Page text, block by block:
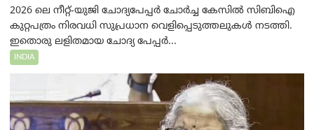
2026 ലെ നീറ്റ്-യുജി ചോദ്യപേപ്പർ ചോർച്ച കേസിൽ സിബിഐ
കുറ്റപത്രം നിരവധി സുപ്രധാന വെളിപ്പെടുത്തലുകൾ നടത്തി.
ഇതൊരു ലളിതമായ ചോദ്യ പേപ്പർ...
INDIA